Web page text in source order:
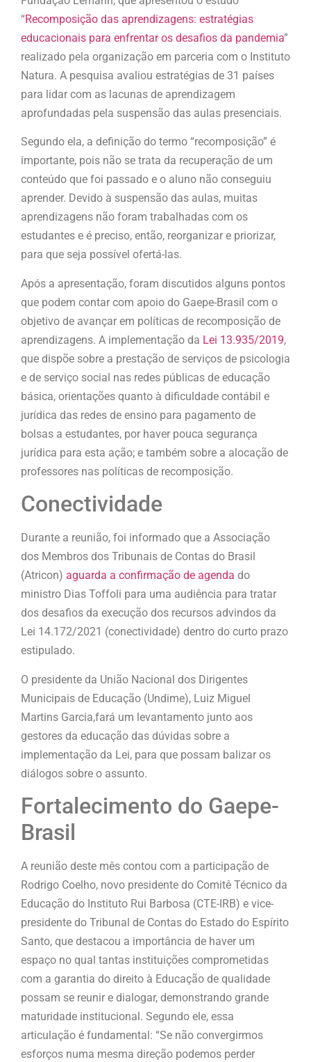
“Recomposição das aprendizagens: estratégias
educacionais para enfrentar os desafios da pandemia”
realizado pela organização em parceria com o Instituto
Natura. A pesquisa avaliou estratégias de 31 países
para lidar com as lacunas de aprendizagem
aprofundadas pela suspensão das aulas presenciais.
Segundo ela, a definição do termo “recomposição” é
importante, pois não se trata da recuperação de um
conteúdo que foi passado e o aluno não conseguiu
aprender. Devido à suspensão das aulas, muitas
aprendizagens não foram trabalhadas com os
estudantes e é preciso, então, reorganizar e priorizar,
para que seja possível ofertá-las.
Após a apresentação, foram discutidos alguns pontos
que podem contar com apoio do Gaepe-Brasil com o
objetivo de avançar em políticas de recomposição de
aprendizagens. A implementação da Lei 13.935/2019,
que dispõe sobre a prestação de serviços de psicologia
e de serviço social nas redes públicas de educação
básica, orientações quanto à dificuldade contábil e
jurídica das redes de ensino para pagamento de
bolsas a estudantes, por haver pouca segurança
jurídica para esta ação; e também sobre a alocação de
professores nas políticas de recomposição.
Conectividade
Durante a reunião, foi informado que a Associação
dos Membros dos Tribunais de Contas do Brasil
(Atricon) aguarda a confirmação de agenda do
ministro Dias Toffoli para uma audiência para tratar
dos desafios da execução dos recursos advindos da
Lei 14.172/2021 (conectividade) dentro do curto prazo
estipulado.
O presidente da União Nacional dos Dirigentes
Municipais de Educação (Undime), Luiz Miguel
Martins Garcia,fará um levantamento junto aos
gestores da educação das dúvidas sobre a
implementação da Lei, para que possam balizar os
diálogos sobre o assunto.
Fortalecimento do Gaepe-
Brasil
A reunião deste mês contou com a participação de
Rodrigo Coelho, novo presidente do Comitê Técnico da
Educação do Instituto Rui Barbosa (CTE-IRB) e vice-
presidente do Tribunal de Contas do Estado do Espírito
Santo, que destacou a importância de haver um
espaço no qual tantas instituições comprometidas
com a garantia do direito à Educação de qualidade
possam se reunir e dialogar, demonstrando grande
maturidade institucional. Segundo ele, essa
articulação é fundamental: “Se não convergirmos
esforços numa mesma direção podemos perder